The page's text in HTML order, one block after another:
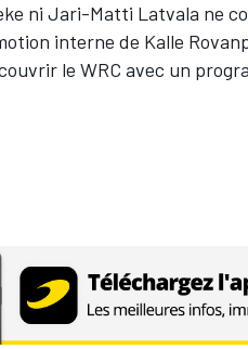
ni Jari-Matti Latvala ne
interne de Kalle
le WRC avec un